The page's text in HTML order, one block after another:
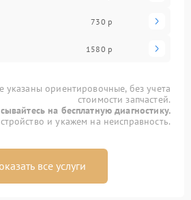
730 р
1580 р
указаны ориентировочные, без учета
стоимости запчастей.
на бесплатную диагностику.
и укажем на неисправность.
все услуги